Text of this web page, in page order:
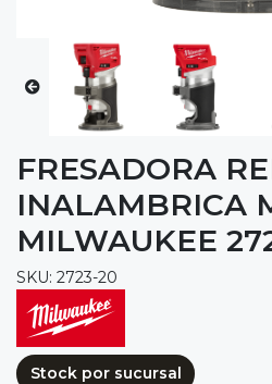
FRESADORA
INALAMBRICA
MILWAUKEE
SKU: 2723-20
Stock por sucursal